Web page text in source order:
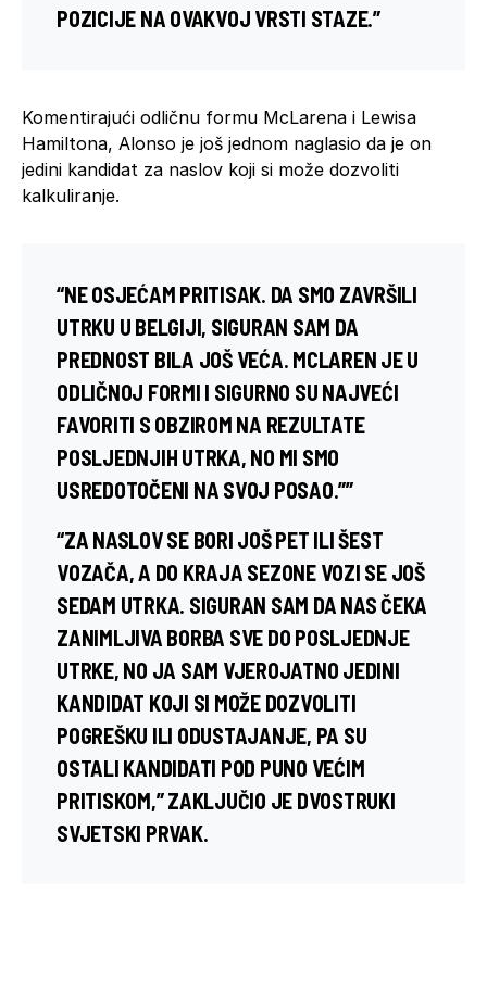
POZICIJE NA OVAKVOJ VRSTI STAZE.”
Komentirajući odličnu formu McLarena i Lewisa
Hamiltona, Alonso je još jednom naglasio da je on
jedini kandidat za naslov koji si može dozvoliti
kalkuliranje.
“NE OSJEĆAM PRITISAK. DA SMO ZAVRŠILI
UTRKU U BELGIJI, SIGURAN SAM DA
PREDNOST BILA JOŠ VEĆA. MCLAREN JE U
ODLIČNOJ FORMI I SIGURNO SU NAJVEĆI
FAVORITI S OBZIROM NA REZULTATE
POSLJEDNJIH UTRKA, NO MI SMO
USREDOTOČENI NA SVOJ POSAO.””
“ZA NASLOV SE BORI JOŠ PET ILI ŠEST
VOZAČA, A DO KRAJA SEZONE VOZI SE JOŠ
SEDAM UTRKA. SIGURAN SAM DA NAS ČEKA
ZANIMLJIVA BORBA SVE DO POSLJEDNJE
UTRKE, NO JA SAM VJEROJATNO JEDINI
KANDIDAT KOJI SI MOŽE DOZVOLITI
POGREŠKU ILI ODUSTAJANJE, PA SU
OSTALI KANDIDATI POD PUNO VEĆIM
PRITISKOM,” ZAKLJUČIO JE DVOSTRUKI
SVJETSKI PRVAK.